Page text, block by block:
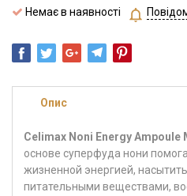
Немає в наявності
Опис
Celimax Noni Energy Ampoule
основе суперфуда нони
жизненной энергией,
питательными веществами,